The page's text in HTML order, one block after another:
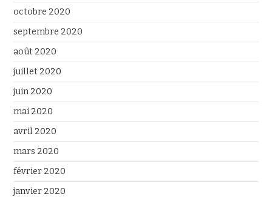
octobre 2020
septembre 2020
août 2020
juillet 2020
juin 2020
mai 2020
avril 2020
mars 2020
février 2020
janvier 2020